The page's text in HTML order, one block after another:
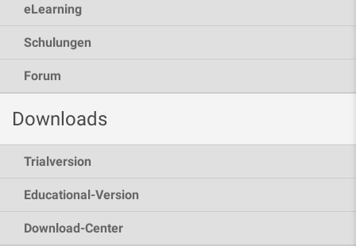
eLearning
Schulungen
Forum
Downloads
Trialversion
Educational-Version
Download-Center